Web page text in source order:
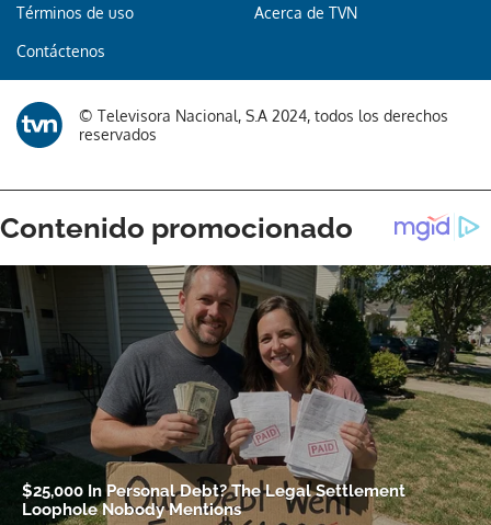
Términos de uso Acerca de TVN
Contáctenos
© Televisora Nacional, S.A 2024, todos los derechos
reservados